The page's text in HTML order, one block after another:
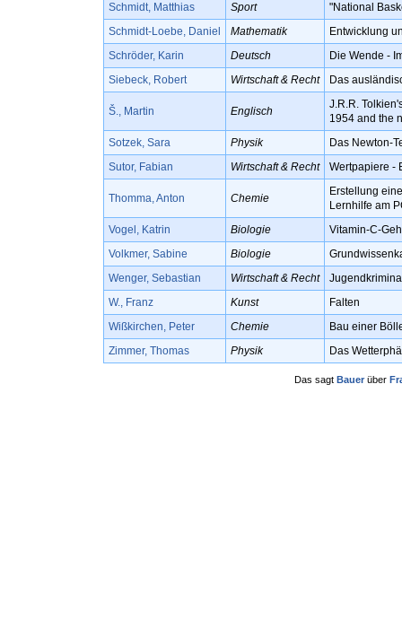
Schmidt, Matthias
Sport
"National
Schmidt-Loebe, Daniel
Mathematik
Entwicklung
Schröder, Karin
Deutsch
Die Wende -
Siebeck, Robert
Wirtschaft & Recht Das
Š., Martin Englisch
J.R.R.
1954 and the
Sotzek, Sara
Physik
Das Newton-
Sutor, Fabian
Wirtschaft & Recht Wertpapiere -
Thomma, Anton Chemie
Erstellung
Lernhilfe am
Vogel, Katrin
Biologie
Vitamin-C-
Volkmer, Sabine
Biologie
Wenger, Sebastian
Wirtschaft & Recht
W., Franz
Kunst
Falten
Wißkirchen, Peter
Chemie
Bau einer
Zimmer, Thomas
Physik Das
Das sagt Bauerüber